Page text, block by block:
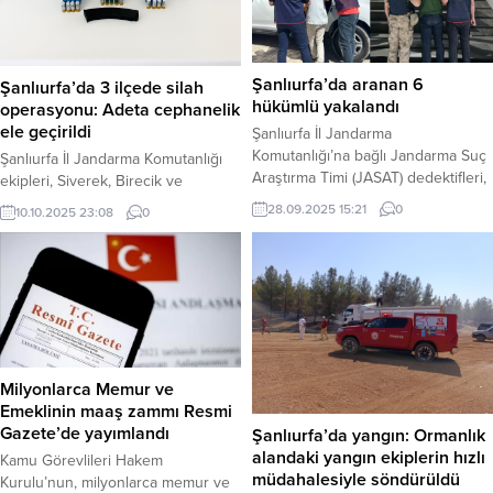
giren 18 yaşındaki genç, evde
“Adaylığa Talip Olmadım” Sözcü
gazetesi yazarı Saygı Öztürk’e
konuşan Kılıçdaroğlu, “Ben ilk
genel başkanlıktan beri hiçbir
zaman çıkıp ‘Genel başkan...
Şanlıurfa’da 3 ilçede silah
operasyonu: Adeta cephanelik
ele geçirildi
Şanlıurfa İl Jandarma Komutanlığı
ekipleri, Siverek, Birecik ve
Eyyübiye ilçelerinde düzenlediği eş
zamanlı operasyonlarda adeta bir
cephaneliği andıran çok sayıda
uzun namlulu silah, tabanca ve
mühimmat ele geçirdi. Haber
Merkezi – Şanlıurfa Valiliği’nden
yapılan açıklamaya göre, “Yasa Dışı
ve Ruhsatsız Silahlanmayla
Mücadele” kapsamında 7-8 Ekim
2025 tarihlerinde geniş çaplı bir...
10.10.2025 23:08 0
Şanlıurfa’da aranan 6
hükümlü yakalandı
Şanlıurfa İl Jandarma
Komutanlığı’na bağlı Jandarma Suç
Araştırma Timi (JASAT) dedektifleri,
haklarında kesinleşmiş hapis cezası
bulunan 6 firari hükümlüyü
operasyonlarla yakaladı.
Yakalananlar arasında, 9 yıldır
aranan ve bir jandarmanın
yaralandığı, bir kişinin ise öldüğü
olayın iki şüphelisi de bulunuyor.
Haber Merkezi – Şanlıurfa İl
Jandarma Komutanlığı, aranan
şahısların...
28.09.2025 15:21 0
Milyonlarca Memur ve
Emeklinin maaş zammı Resmi
Gazete’de yayımlandı
Kamu Görevlileri Hakem
Kurulu’nun, milyonlarca memur ve
Şanlıurfa’da yangın: Ormanlık
alandaki yangın ekiplerin hızlı
müdahalesiyle söndürüldü